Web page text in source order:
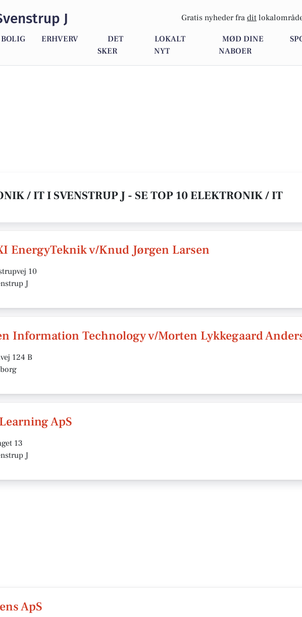
J Gratis nyheder fra dit
BOLIG ERHVERV
DET
SKER
LOKALT
NYT
MØD DINE
NABOER
/ IT I SVENSTRUP J - SE TOP 10 ELEKTRONIK / IT
EnergyTeknik v/Knud Jørgen Larsen
10
J
Information Technology v/Morten Lykkegaard
124 B
ApS
13
J
ApS